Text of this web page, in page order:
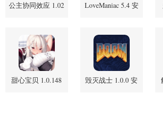
公主协同效应 1.02
LoveManiac 5.4 安
甜心宝贝 1.0.148
毁灭战士 1.0.0 安